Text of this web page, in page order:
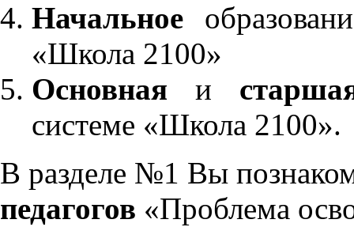
Начальное
«Школа 2100»
Основнаяи
системе «Школа 2100».
В разделе №1 Вы
педагогов «Проблема